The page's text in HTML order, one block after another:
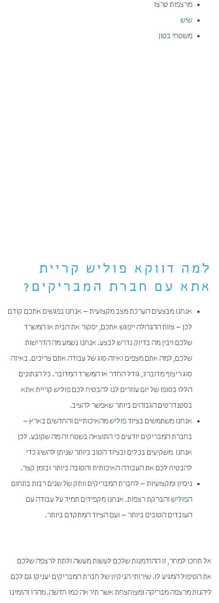
מרצפות טרצו
שיש
משטחי בטון
למה דווקא פוליש קריית
אתא עם חברת המבריקים?
אנחנו מבצעים הערכת מצב מקצועית – אנחנו נפגשים אתכם קודם
לכן – צוות ההנהלה ייפגש אתכם, יסקור את הבית או המשרד
שלכם ויבין מה בדיוק נדרש לבצע. אנחנו נשמע מה הדרישות
שלכם, למה אתם מצפים ואיזה סוג של עבודה אתם צריכים. באיזה
סוג ריצוף מדובר?, גודל החדר או המשרד המדובר. כל הנתונים
הללו בסופו של יום עוזרים לנו להבטיח לכם פוליש קריית אתא
בסטנדרטים הגבוהים ביותר שאפשר להציב.
אנחנו משתמשים בציוד פוליש מהאיכותיים והחדשים בארץ –
בחברת המבריקים יודעים כי התוצאה בשטח זה מה שקובע. לכן
אנחנו משקיעים בכלים ובציוד הטוב ביותר שניתן להשיג כדי
להבטיח לכם את העבודה האיכותית והטובה ביותר ובזמן קצר.
ניסיון ומקצועיות – לחברת המבריקים וותק של שנים רבות בתחום
הפוליש והברקת רצפות. אנחנו מקפידים תמיד על עבודה עם
העובדים הטובים ביותר – ועם הציוד המתקדם ביותר.
אל תחכו למחר, זו ההזדמנות שלכם לעשות מעשה ולתת לרצפה שלכם
את הטיפול המגיע לו. שירותי הניקיון של חברת המבריקים יעניקו גם לכם
ליהנות מרצפה מבריקה ומצוחצחת אשר תיראה כמו חדשה. מהרו והזמינו